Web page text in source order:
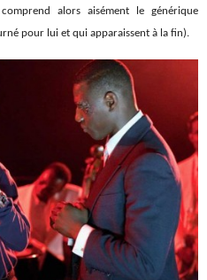
alors aisément le générique
pour lui et qui apparaissent à la fin).